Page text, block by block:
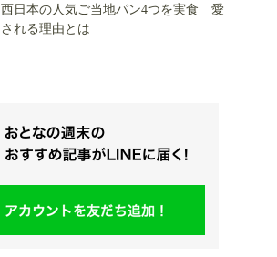
西日本の人気ご当地パン4つを実食 愛
される理由とは